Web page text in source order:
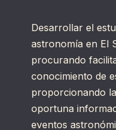
Desarrollar el
astronomía en El
procurando
conocimiento de
proporcionando
oportuna
eventos